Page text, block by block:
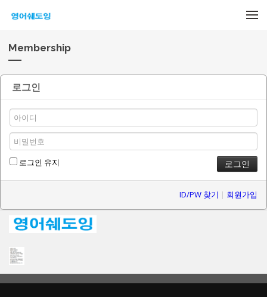
Membership
로그인
로그인 유지
ID/PW 찾기 | 회원가입